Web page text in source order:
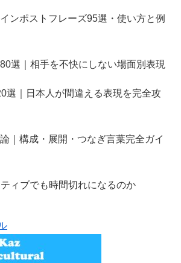
ンポストフレーズ95選・使い方と例
選｜相手を不快にしない場面別表現
選｜日本人が間違える表現を完全攻
｜構成・展開・つなぎ言葉完全ガイ
ィブでも時間切れになるのか